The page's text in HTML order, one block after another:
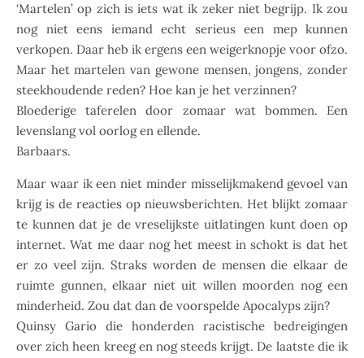
‘Martelen’ op zich is iets wat ik zeker niet begrijp. Ik zou
nog niet eens iemand echt serieus een mep kunnen
verkopen. Daar heb ik ergens een weigerknopje voor ofzo.
Maar het martelen van gewone mensen, jongens, zonder
steekhoudende reden? Hoe kan je het verzinnen?
Bloederige taferelen door zomaar wat bommen. Een
levenslang vol oorlog en ellende.
Barbaars.
Maar waar ik een niet minder misselijkmakend gevoel van
krijg is de reacties op nieuwsberichten. Het blijkt zomaar
te kunnen dat je de vreselijkste uitlatingen kunt doen op
internet. Wat me daar nog het meest in schokt is dat het
er zo veel zijn. Straks worden de mensen die elkaar de
ruimte gunnen, elkaar niet uit willen moorden nog een
minderheid. Zou dat dan de voorspelde Apocalyps zijn?
Quinsy Gario die honderden racistische bedreigingen
over zich heen kreeg en nog steeds krijgt. De laatste die ik